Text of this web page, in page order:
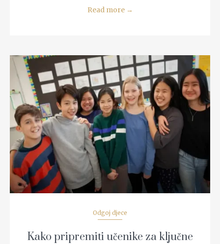
Read more →
READ MORE
Odgoj djece
Kako pripremiti učenike za ključne